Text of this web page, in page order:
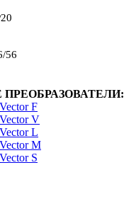
56
Vector F
Vector V
Vector L
Vector M
Vector S